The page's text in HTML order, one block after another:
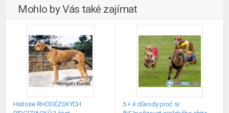
Mohlo by Vás také zajímat
Historie RHODÉZSKÝCH
5 + 4 důvody proč si